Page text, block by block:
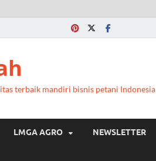
terbaik mandiri bisnis petani Indonesia
LMGA AGRO NEWSLETTER